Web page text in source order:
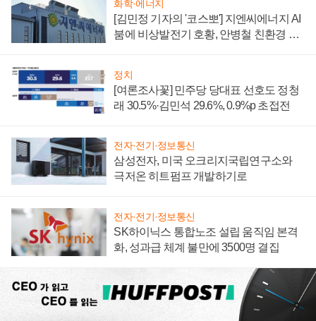
화학·에너지
[김민정 기자의 '코스뽀'] 지엔씨에너지 AI
붐에 비상발전기 호황, 안병철 친환경 에
정치
[여론조사꽃] 민주당 당대표 선호도 정청
래 30.5%·김민석 29.6%, 0.9%p 초접전
전자·전기·정보통신
삼성전자, 미국 오크리지국립연구소와
극저온 히트펌프 개발하기로
전자·전기·정보통신
SK하이닉스 통합노조 설립 움직임 본격
화, 성과급 체계 불만에 3500명 결집